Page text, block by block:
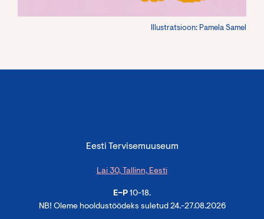
Illustratsioon: Pamela Samel
Eesti Tervisemuuseum
Lai 30, Tallinn, Eesti
E–P 10-18.
NB! Oleme hooldustöödeks suletud 24.-27.08.2026